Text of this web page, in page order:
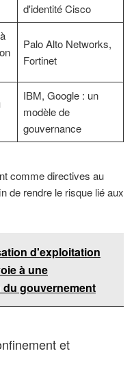
d'identité Cisco
Palo Alto Networks,
Fortinet
IBM, Google : un
modèle de
gouvernance
comme directives au
de rendre le risque lié aux
d'exploitation
à une
gouvernement
et